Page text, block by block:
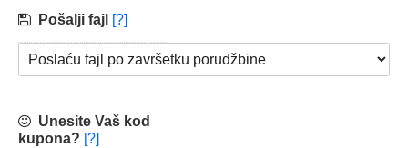
Pošalji fajl [?]
Unesite Vaš kod
kupona? [?]